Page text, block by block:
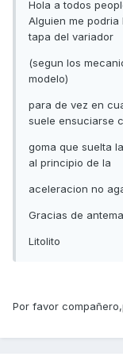
Hola a todos
Alguien me
tapa del variador
(segun los
modelo)
para de vez en
suele ensuciarse
goma que suelta
al principio de la
aceleracion no
Gracias de
Litolito
Por favor